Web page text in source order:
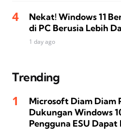
Nekat! Windows 11
di PC Berusia Lebih
1 day ago
Trending
Microsoft Diam Diam
Dukungan Windows
Pengguna ESU Dapat